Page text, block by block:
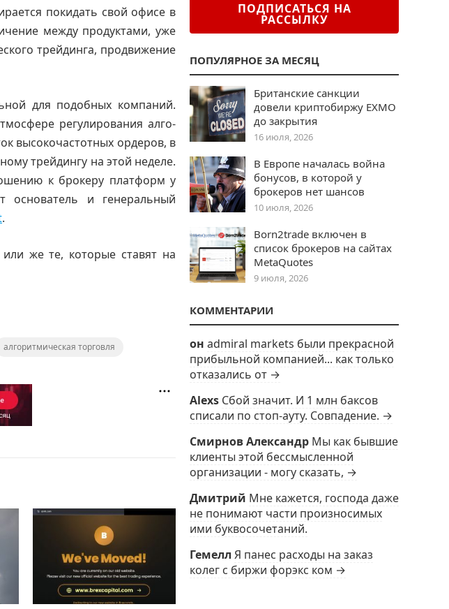
покидать свой офисе в
между продуктами, уже
трейдинга, продвижение
для подобных компаний.
регулирования алго-
высокочастотных ордеров, в
трейдингу на этой неделе.
к брокеру платформ у
основатель и генеральный
.
же те, которые ставят на
алгоритмическая торговля
ПОДПИСАТЬСЯ НА
РАССЫЛКУ
ПОПУЛЯРНОЕ ЗА МЕСЯЦ
Британские санкции
довели криптобиржу EXMO
до закрытия
16 июля, 2026
В Европе началась война
бонусов, в которой у
брокеров нет шансов
10 июля, 2026
Born2trade включен в
список брокеров на сайтах
MetaQuotes
9 июля, 2026
КОММЕНТАРИИ
он admiral markets были прекрасной
прибыльной компанией... как только
отказались от →
Alexs Сбой значит. И 1 млн баксов
списали по стоп-ауту. Совпадение. →
Смирнов Александр Мы как бывшие
клиенты этой бессмысленной
организации - могу сказать, →
Дмитрий Мне кажется, господа даже
не понимают части произносимых
ими буквосочетаний.
Гемелл Я панес расходы на заказ
колег с биржи форэкс ком →